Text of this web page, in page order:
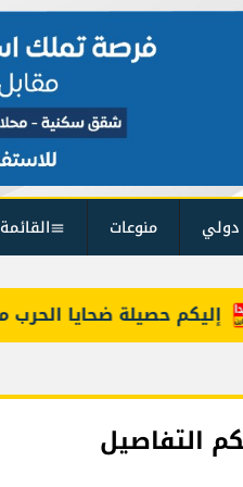
منوعات القائمة
حصيلة ضحايا الحرب منذ 2 آذار